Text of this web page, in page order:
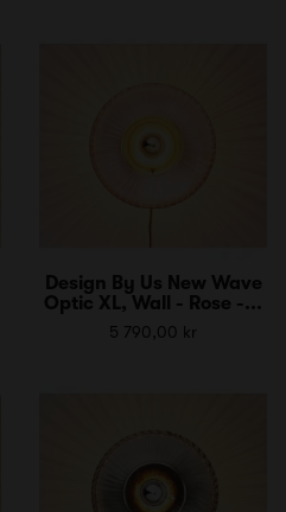
Design By Us New Wave
Optic XL, Wall - Rose -...
5 790,00 kr